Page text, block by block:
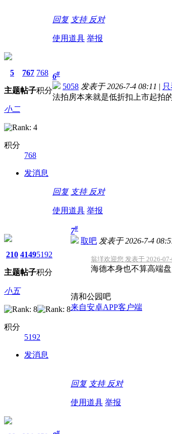
回复 支持 反对
使用道具 举报
5
主题
767
帖子
768
积分
小二
积分
768
发消息
6#
5058 发表于 2026-7-4 08:11 |
法拍房本来就是低折扣上市起拍
回复 支持 反对
使用道具 举报
210
主题
4149
帖子
5192
积分
小五
积分
5192
发消息
7#
取吧 发表于 2026-7-4
翁垟欢迎您 发表于 2026-
海德本身也不算高端
清和公园吧
来自安卓APP客户端
回复 支持 反对
使用道具 举报